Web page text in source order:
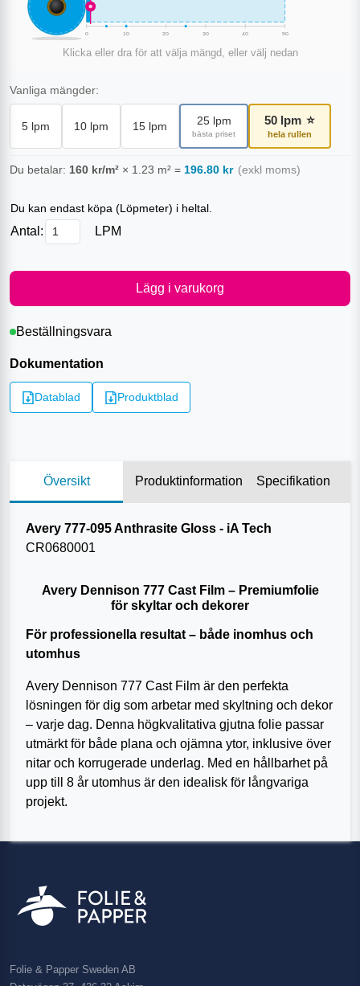
0 10 20 30 40 50
Klicka eller dra för att välja mängd, eller välj nedan
Vanliga mängder:
5 lpm 10 lpm 15 lpm 25lpm
bästa priset
50 lpm ⭐
hela rullen
Du betalar: 160 kr/m² × 1.23 m² = 196.80 kr (exkl moms)
Du kan endast köpa (Löpmeter) i heltal.
Antal: LPM
Lägg i varukorg
Beställningsvara
Dokumentation
Datablad Produktblad
Översikt Produktinformation Specifikation
Avery 777-095 Anthrasite Gloss - iA Tech
CR0680001
Avery Dennison 777 Cast Film – Premiumfolie
för skyltar och dekorer
För professionella resultat – både inomhus och
utomhus
Avery Dennison 777 Cast Film är den perfekta
lösningen för dig som arbetar med skyltning och dekor
– varje dag. Denna högkvalitativa gjutna folie passar
utmärkt för både plana och ojämna ytor, inklusive över
nitar och korrugerade underlag. Med en hållbarhet på
upp till 8 år utomhus är den idealisk för långvariga
projekt.
Folie & Papper Sweden AB